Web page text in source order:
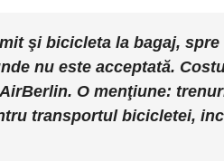
şi bicicleta la bagaj,
nu este acceptată.
O menţiune:
transportul bicicletei,